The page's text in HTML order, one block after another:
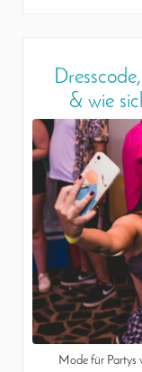
& wie
Mode für Partys